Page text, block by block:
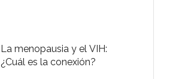
La menopausia y el VIH:
¿Cuál es la conexión?